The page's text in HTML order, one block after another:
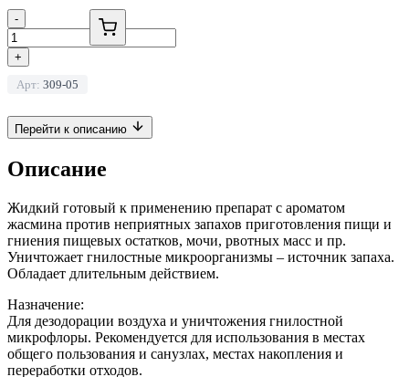
-
+
Арт: 309-05
Перейти к описанию
Описание
Жидкий готовый к применению препарат с ароматом
жасмина против неприятных запахов приготовления пищи и
гниения пищевых остатков, мочи, рвотных масс и пр.
Уничтожает гнилостные микроорганизмы – источник запаха.
Обладает длительным действием.
Назначение:
Для дезодорации воздуха и уничтожения гнилостной
микрофлоры. Рекомендуется для использования в местах
общего пользования и санузлах, местах накопления и
переработки отходов.